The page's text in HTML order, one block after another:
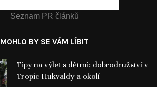
Seznam PR článků
MOHLO BY SE VÁM LÍBIT
Tipy na výlet s dětmi: dobrodružství v
Tropic Hukvaldy a okolí